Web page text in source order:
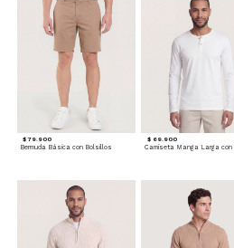
$ 79.900
Bermuda Básica con Bolsillos
$ 69.900